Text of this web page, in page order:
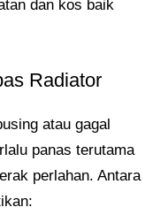
dan kos baik
Radiator
atau gagal
panas terutama
perlahan. Antara